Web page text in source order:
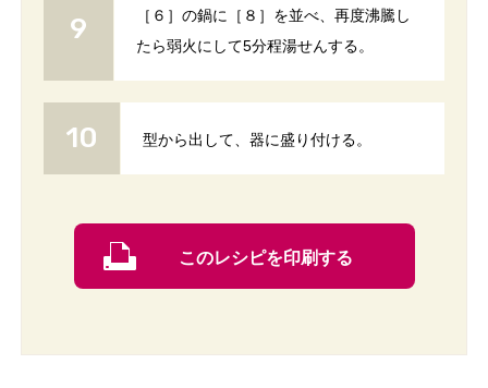
［６］の鍋に［８］を並べ、再度沸騰し
たら弱火にして5分程湯せんする。
型から出して、器に盛り付ける。
このレシピを印刷する